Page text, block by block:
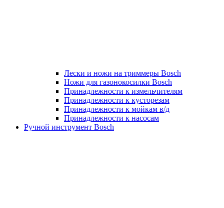
Лески и ножи на триммеры Bosch
Ножи для газонокосилки Bosch
Принадлежности к измельчителям
Принадлежности к кусторезам
Принадлежности к мойкам в/д
Принадлежности к насосам
Ручной инструмент Bosch